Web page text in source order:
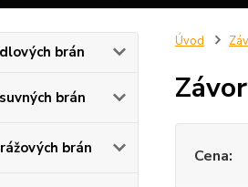
brán
brán
brán
Úvod
Cena: